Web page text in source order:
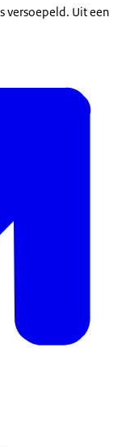
versoepeld. Uit een